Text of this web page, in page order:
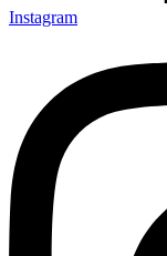
Instagram